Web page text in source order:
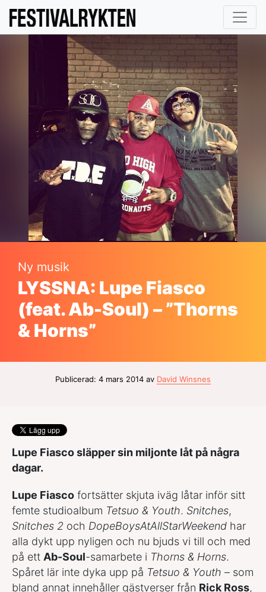
Ny musik
LYSSNA: Lupe Fiasco
(feat. Ab-Soul) – ”Thorns
& Horns”
Publicerad: 4 mars 2014 av David Winsnes
Lupe Fiasco släpper sin miljonte låt på några
dagar.
Lupe Fiasco fortsätter skjuta iväg låtar inför sitt
femte studioalbum Tetsuo & Youth. Snitches,
Snitches 2 och DopeBoysAtAllStarWeekend har
alla dykt upp nyligen och nu bjuds vi till och med
på ett Ab-Soul-samarbete i Thorns & Horns.
Spåret lär inte dyka upp på Tetsuo & Youth – som
bland annat innehåller gästverser från Rick Ross,